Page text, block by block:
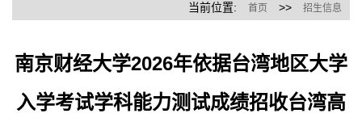
当前位置: 首页 >> 招生信息
南京财经大学2026年依据台湾地区大学
入学考试学科能力测试成绩招收台湾高